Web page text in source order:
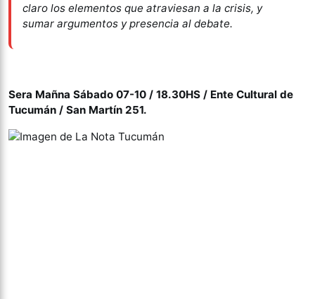
claro los elementos que atraviesan a la crisis, y
sumar argumentos y presencia al debate.
Sera Mañna Sábado 07-10 / 18.30HS / Ente Cultural de
Tucumán / San Martín 251.